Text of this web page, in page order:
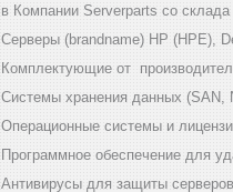
в Компании Serverparts со
Серверы (brandname) HP (HPE),
Комплектующие от
Системы хранения данных (SAN,
Операционные системы и
Программное обеспечение для
Антивирусы для защиты